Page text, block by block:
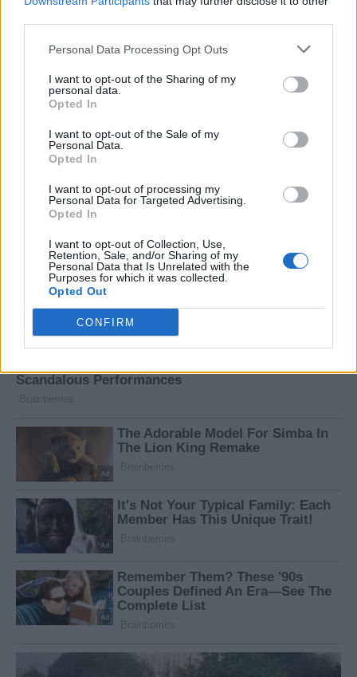
Personal Data Processing Opt Outs
I want to opt-out of the Sharing of my
personal data.
Opted In
I want to opt-out of the Sale of my
Personal Data.
Opted In
I want to opt-out of processing my
Personal Data for Targeted Advertising.
Opted In
I want to opt-out of Collection, Use,
Retention, Sale, and/or Sharing of my
Personal Data that Is Unrelated with the
Purposes for which it was collected.
Opted Out
CONFIRM